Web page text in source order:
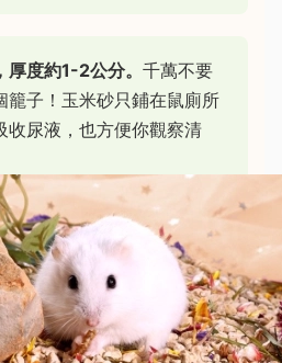
度約1-2公分。 千萬不要
籠子！玉米砂只鋪在鼠廁所
收尿液，也方便你觀察清